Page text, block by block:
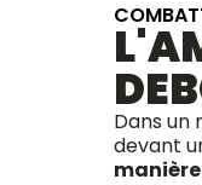
Dans un
devant